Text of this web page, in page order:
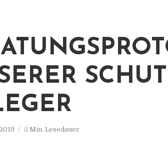
5 Min. Lesedauer